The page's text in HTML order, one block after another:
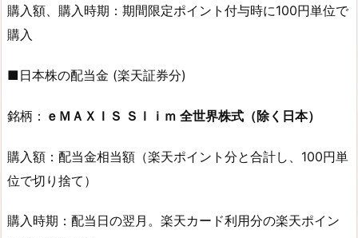
購入額、購入時期：期間限定ポイント付与時に100円単位で
購入
■日本株の配当金 (楽天証券分)
銘柄： ｅＭＡＸＩＳ Ｓｌｉｍ 全世界株式（除く日本）
購入額：配当金相当額（楽天ポイント分と合計し、100円単
位で切り捨て）
購入時期：配当日の翌月。楽天カード利用分の楽天ポイン